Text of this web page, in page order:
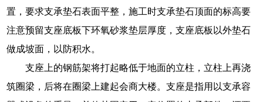
置，要求支承垫石表面平整，施工时支承垫石顶面的标高要
注意预留支座底板下环氧砂浆垫层厚度，支座底板以外垫石
做成坡面，以防积水。
支座上的钢筋架将打起略低于地面的立柱，立柱上再浇
筑圈梁，后将在圈梁上建起会商大楼。支座是指用以支承容